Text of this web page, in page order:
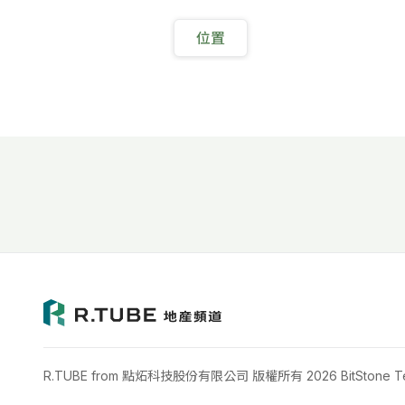
位置
R.TUBE from 點炻科技股份有限公司 版權所有 2026 BitStone